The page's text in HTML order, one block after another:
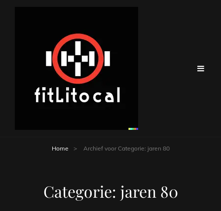
Home > Archief voor Categorie: jaren 80
Categorie: jaren 80